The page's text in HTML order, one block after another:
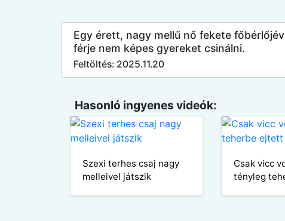
Egy érett, nagy mellű nő fekete
férje nem képes gyereket csinálni.
Feltöltés: 2025.11.20
Hasonló ingyenes videók:
Szexi terhes csaj nagy
melleivel játszik
Csak vicc
tényleg